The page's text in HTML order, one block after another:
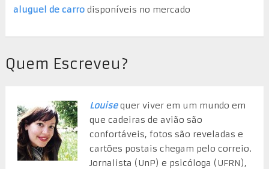
aluguel de carrodisponíveis no mercado
Quem Escreveu?
Louisequer viver em um mundo em
que cadeiras de avião são
confortáveis, fotos são reveladas e
cartões postais chegam pelo correio.
Jornalista (UnP) e psicóloga (UFRN),